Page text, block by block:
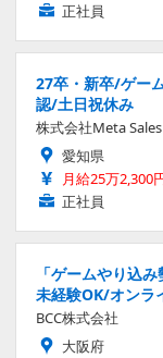
正社員
27卒・新卒/ゲー
認/土日祝休み
株式会社Meta Sales
愛知県
月給25万2,300
正社員
「ゲームやり込
未経験OK/オンラ
BCC株式会社
大阪府